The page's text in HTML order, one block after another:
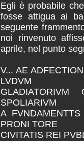
Egli è probabile
fosse attigua ai
seguente
noi rinvenuto
aprile, nel punto
V... AE
LVDVM
SPOLIARIVM
A
PRONI TORE
CIVITATIS REI